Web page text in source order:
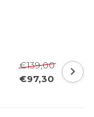
€139,00
€97,30